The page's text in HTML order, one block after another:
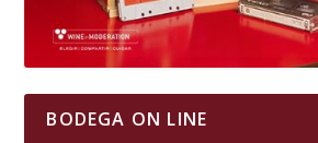
BODEGA ON LINE